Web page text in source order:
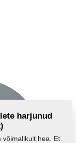
harjunud
võimalikult hea. Et